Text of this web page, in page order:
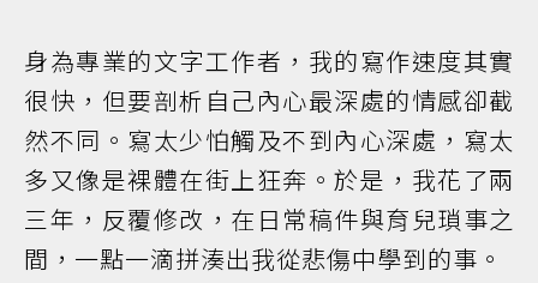
身為專業的文字工作者，我的寫作速度其實
很快，但要剖析自己內心最深處的情感卻截
然不同。寫太少怕觸及不到內心深處，寫太
多又像是裸體在街上狂奔。於是，我花了兩
三年，反覆修改，在日常稿件與育兒瑣事之
間，一點一滴拼湊出我從悲傷中學到的事。